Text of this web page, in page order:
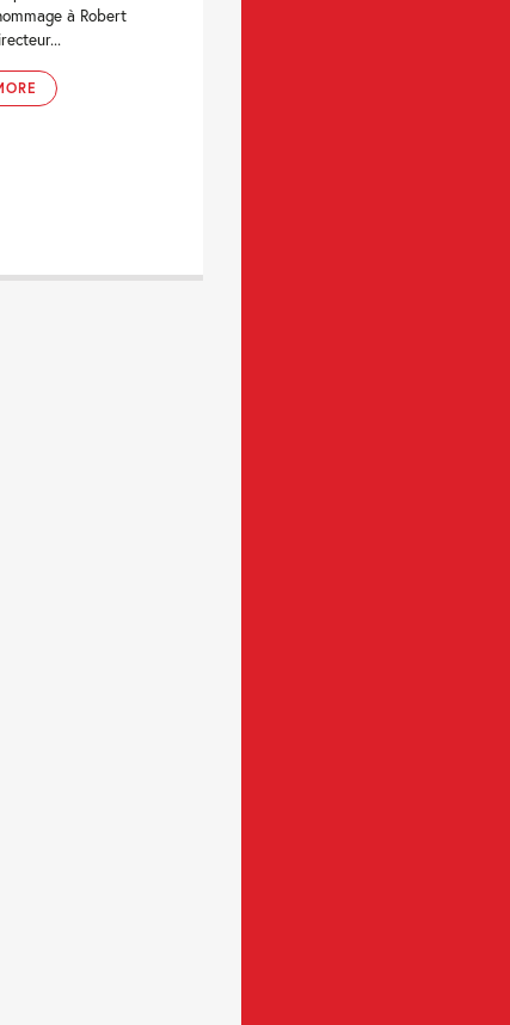
à Robert